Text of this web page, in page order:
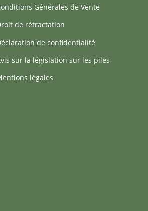
Générales de Vente
de rétractation
de confidentialité
sur la législation sur les piles
légales